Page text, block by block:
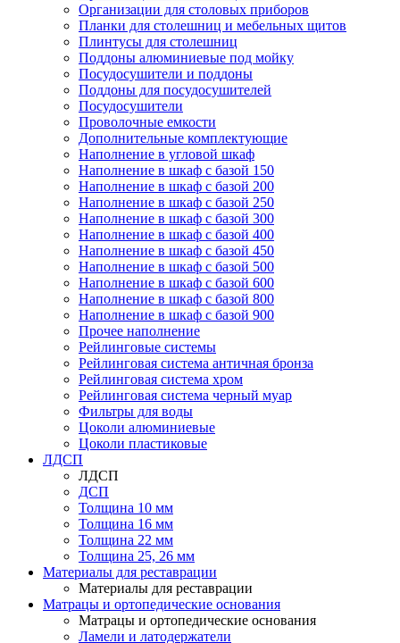
Организации для столовых приборов
Планки для столешниц и мебельных щитов
Плинтусы для столешниц
Поддоны алюминиевые под мойку
Посудосушители и поддоны
Поддоны для посудосушителей
Посудосушители
Проволочные емкости
Дополнительные комплектующие
Наполнение в угловой шкаф
Наполнение в шкаф с базой 150
Наполнение в шкаф с базой 200
Наполнение в шкаф с базой 250
Наполнение в шкаф с базой 300
Наполнение в шкаф с базой 400
Наполнение в шкаф с базой 450
Наполнение в шкаф с базой 500
Наполнение в шкаф с базой 600
Наполнение в шкаф с базой 800
Наполнение в шкаф с базой 900
Прочее наполнение
Рейлинговые системы
Рейлинговая система античная бронза
Рейлинговая система хром
Рейлинговая система черный муар
Фильтры для воды
Цоколи алюминиевые
Цоколи пластиковые
ЛДСП
ЛДСП
ДСП
Толщина 10 мм
Толщина 16 мм
Толщина 22 мм
Толщина 25, 26 мм
Материалы для реставрации
Материалы для реставрации
Матрацы и ортопедические основания
Матрацы и ортопедические основания
Ламели и латодержатели